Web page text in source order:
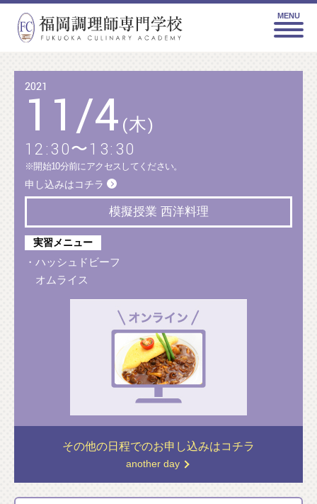
MENU
2021
11/4 (木)
12:30〜13:30
※開始10分前にアクセスしてください。
申し込みはコチラ
模擬授業 西洋料理
実習メニュー
・ハッシュドビーフ
オムライス
その他の日程でのお申し込みはコチラ
another day